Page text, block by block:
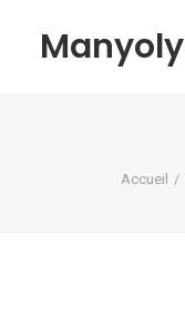
Manyoly
Accueil